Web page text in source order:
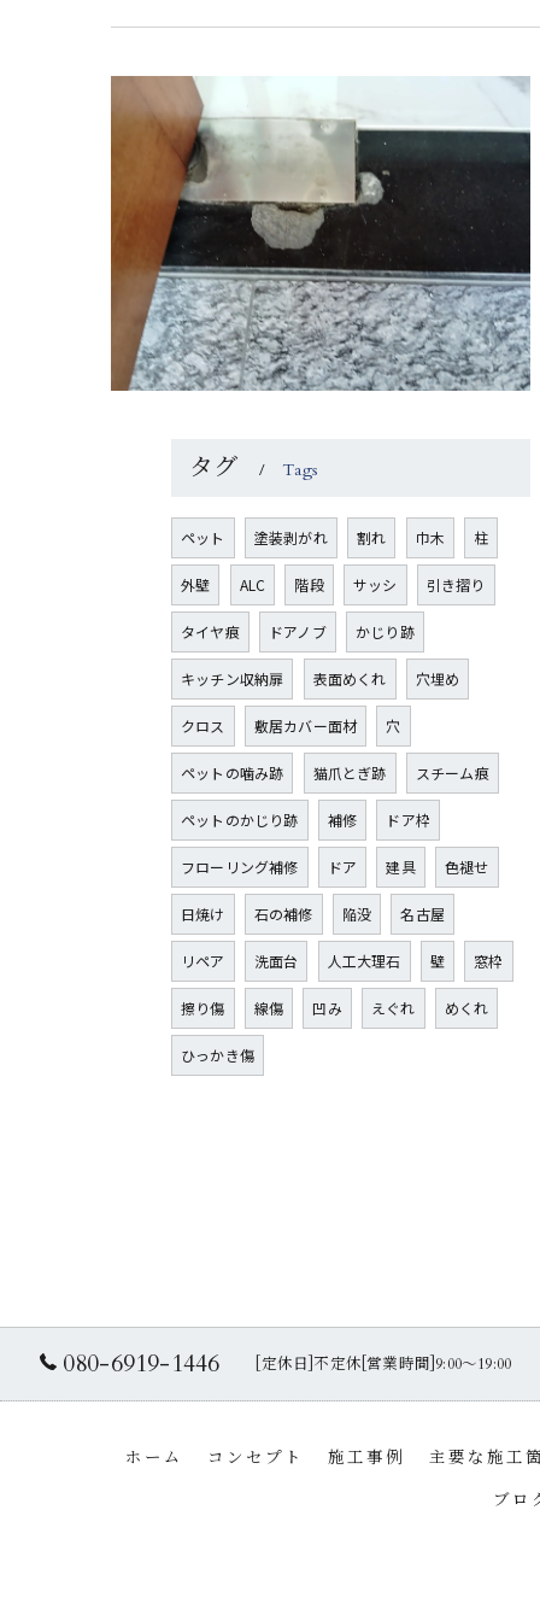
タグ Tags
ペット 塗装剥がれ 割れ 巾木 柱
外壁 ALC 階段 サッシ 引き摺り
タイヤ痕 ドアノブ かじり跡
キッチン収納扉 表面めくれ 穴埋め
クロス 敷居カバー面材 穴
ペットの噛み跡 猫爪とぎ跡 スチーム痕
ペットのかじり跡 補修 ドア枠
フローリング補修 ドア 建具 色褪せ
日焼け 石の補修 陥没 名古屋
リペア 洗面台 人工大理石 壁 窓枠
擦り傷 線傷 凹み えぐれ めくれ
ひっかき傷
080-6919-1446 [定休日]不定休[営業時間]9:00～19:00
ホーム コンセプト 施工事例
主要な施工
ブロ